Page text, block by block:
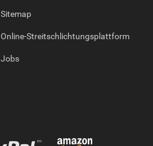
Sitemap
Online-Streitschlichtungsplattform
Jobs